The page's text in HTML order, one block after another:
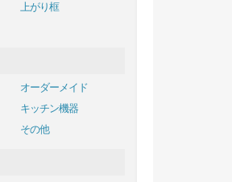
上がり框
オーダーメイド
キッチン機器
その他